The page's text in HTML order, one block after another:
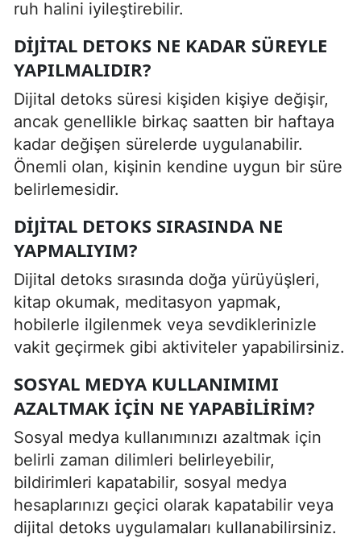
ruh halini iyileştirebilir.
DIJITAL DETOKS NE KADAR SÜREYLE
YAPILMALIDIR?
Dijital detoks süresi kişiden kişiye değişir,
ancak genellikle birkaç saatten bir haftaya
kadar değişen sürelerde uygulanabilir.
Önemli olan, kişinin kendine uygun bir süre
belirlemesidir.
DIJITAL DETOKS SIRASINDA NE
YAPMALIYIM?
Dijital detoks sırasında doğa yürüyüşleri,
kitap okumak, meditasyon yapmak,
hobilerle ilgilenmek veya sevdiklerinizle
vakit geçirmek gibi aktiviteler yapabilirsiniz.
SOSYAL MEDYA KULLANIMIMI
AZALTMAK IÇIN NE YAPABILIRIM?
Sosyal medya kullanımınızı azaltmak için
belirli zaman dilimleri belirleyebilir,
bildirimleri kapatabilir, sosyal medya
hesaplarınızı geçici olarak kapatabilir veya
dijital detoks uygulamaları kullanabilirsiniz.